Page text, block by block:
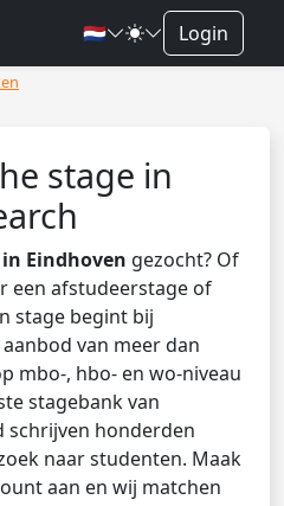
🇳🇱 Login
stage in
Eindhoven gezocht? Of
een afstudeerstage of
stage begint bij
van meer dan
mbo-, hbo- en wo-niveau
stagebank van
schrijven honderden
naar studenten. Maak
aan en wij matchen